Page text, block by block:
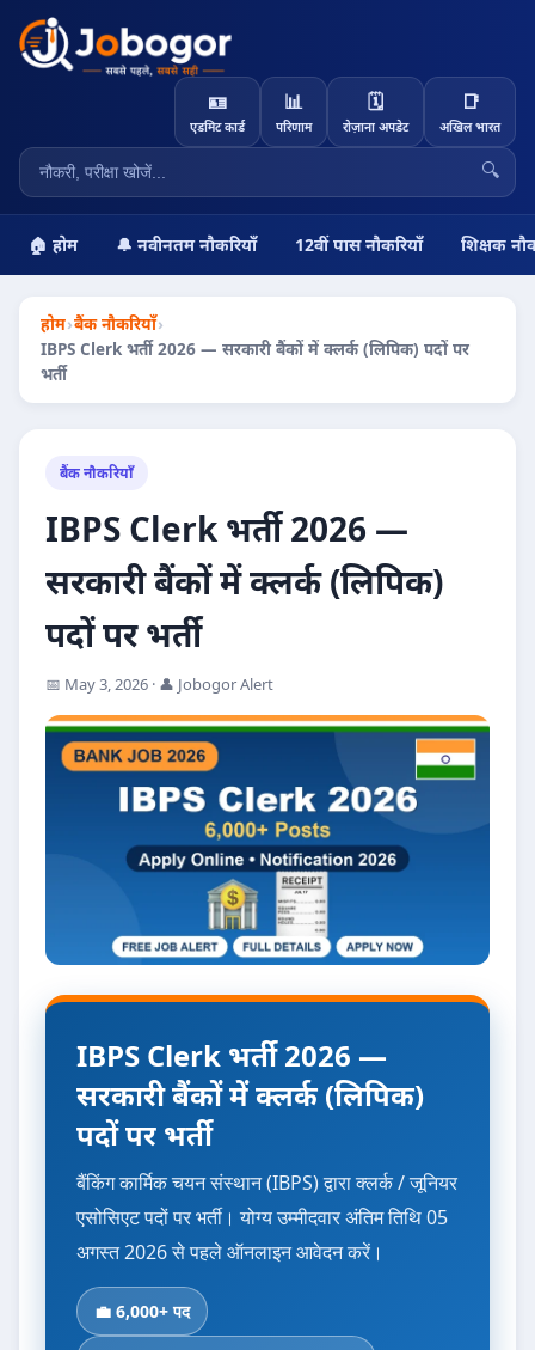
🔍
🪪
एडमिट कार्ड
📊
परिणाम
🗓️
रोज़ाना अपडेट
📑
अखिल भारत
🏠 होम 🔔 नवीनतम नौकरियाँ 12वीं पास नौकरियाँ शिक्षक
होम›बैंक नौकरियाँ›
IBPS Clerk भर्ती 2026 — सरकारी बैंकों में क्लर्क (लिपिक) पदों पर
भर्ती
बैंक नौकरियाँ
IBPS Clerk भर्ती 2026 —
सरकारी बैंकों में क्लर्क (लिपिक)
पदों पर भर्ती
📅 May 3, 2026 · 👤 Jobogor Alert
IBPS Clerk भर्ती 2026 —
सरकारी बैंकों में क्लर्क (लिपिक)
पदों पर भर्ती
बैंकिंग कार्मिक चयन संस्थान (IBPS) द्वारा क्लर्क / जूनियर
एसोसिएट पदों पर भर्ती। योग्य उम्मीदवार अंतिम तिथि 05
अगस्त 2026 से पहले ऑनलाइन आवेदन करें।
💼 6,000+ पद